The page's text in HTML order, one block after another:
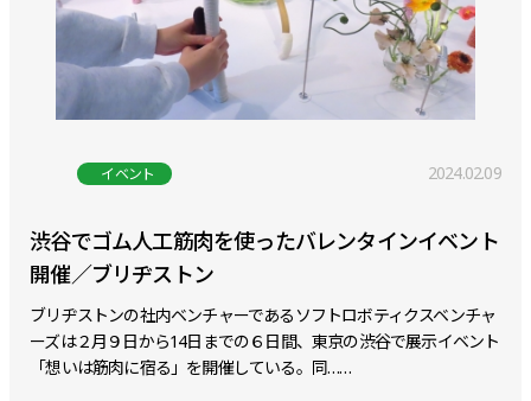
イベント 2024.02.09
渋谷でゴム人工筋肉を使ったバレンタインイベント
開催／ブリヂストン
ブリヂストンの社内ベンチャーであるソフトロボティクスベンチャ
ーズは２月９日から14日までの６日間、東京の渋谷で展示イベント
「想いは筋肉に宿る」を開催している。同……